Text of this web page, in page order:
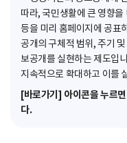
따라, 국민생활에 큰 영향
등을 미리 홈페이지에 공표
공개의 구체적 범위, 주기
보공개를 실현하는 제도입
지속적으로 확대하고 이를
[바로가기] 아이콘을 누르
다.